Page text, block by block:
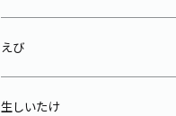
えび
生しいたけ